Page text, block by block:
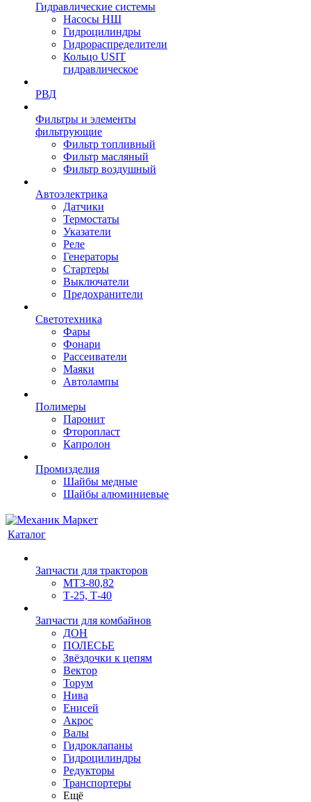
Гидравлические системы
Насосы НШ
Гидроцилиндры
Гидрораспределители
Кольцо USIT
гидравлическое
РВД
Фильтры и элементы
фильтрующие
Фильтр топливный
Фильтр масляный
Фильтр воздушный
Автоэлектрика
Датчики
Термостаты
Указатели
Реле
Генераторы
Стартеры
Выключатели
Предохранители
Светотехника
Фары
Фонари
Рассеиватели
Маяки
Автолампы
Полимеры
Паронит
Фторопласт
Капролон
Промизделия
Шайбы медные
Шайбы алюминиевые
Каталог
Запчасти для тракторов
МТЗ-80,82
Т-25, Т-40
Запчасти для комбайнов
ДОН
ПОЛЕСЬЕ
Звёздочки к цепям
Вектор
Торум
Нива
Енисей
Акрос
Валы
Гидроклапаны
Гидроцилиндры
Редукторы
Транспортеры
Ещё